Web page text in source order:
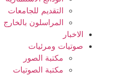
التقديم للجامعات
المراسلون بالخارج
الاخبار
صوتيات ومرئيات
مكتبة الصور
مكتبة الصوتيات